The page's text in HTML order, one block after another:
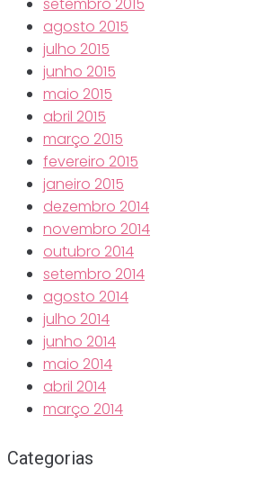
setembro 2015
agosto 2015
julho 2015
junho 2015
maio 2015
abril 2015
março 2015
fevereiro 2015
janeiro 2015
dezembro 2014
novembro 2014
outubro 2014
setembro 2014
agosto 2014
julho 2014
junho 2014
maio 2014
abril 2014
março 2014
Categorias